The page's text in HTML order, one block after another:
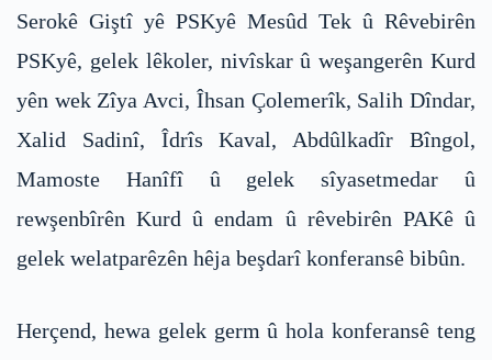
Serokê Giştî yê PSKyê Mesûd Tek û Rêvebirên
PSKyê, gelek lêkoler, nivîskar û weşangerên Kurd
yên wek Zîya Avci, Îhsan Çolemerîk, Salih Dîndar,
Xalid Sadinî, Îdrîs Kaval, Abdûlkadîr Bîngol,
Mamoste Hanîfî û gelek sîyasetmedar û
rewşenbîrên Kurd û endam û rêvebirên PAKê û
gelek welatparêzên hêja beşdarî konferansê bibûn.
Herçend, hewa gelek germ û hola konferansê teng